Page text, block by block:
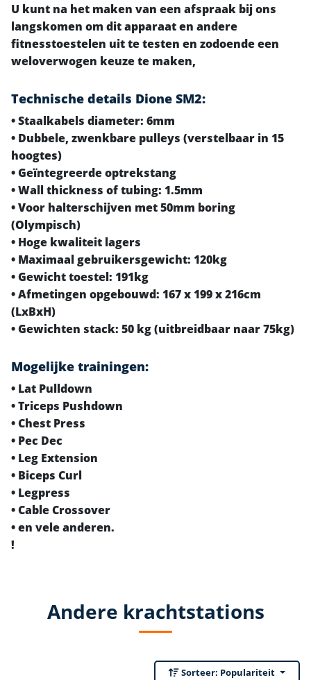
U kunt na het maken van een afspraak bij ons
langskomen om dit apparaat en andere
fitnesstoestelen uit te testen en zodoende een
weloverwogen keuze te maken,
Technische details Dione SM2:
• Staalkabels diameter: 6mm
• Dubbele, zwenkbare pulleys (verstelbaar in 15
hoogtes)
• Geïntegreerde optrekstang
• Wall thickness of tubing: 1.5mm
• Voor halterschijven met 50mm boring
(Olympisch)
• Hoge kwaliteit lagers
• Maximaal gebruikersgewicht: 120kg
• Gewicht toestel: 191kg
• Afmetingen opgebouwd: 167 x 199 x 216cm
(LxBxH)
• Gewichten stack: 50 kg (uitbreidbaar naar 75kg)
Mogelijke trainingen:
• Lat Pulldown
• Triceps Pushdown
• Chest Press
• Pec Dec
• Leg Extension
• Biceps Curl
• Legpress
• Cable Crossover
• en vele anderen.
!
Andere krachtstations
Sorteer: Populariteit